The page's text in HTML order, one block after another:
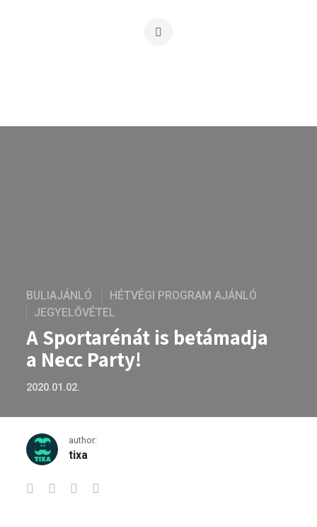
BULIAJÁNLÓ
HÉTVÉGI PROGRAM AJÁNLÓ
JEGYELŐVÉTEL
A Sportarénát is betámadja
a Necc Party!
2020.01.02.
author:
tixa